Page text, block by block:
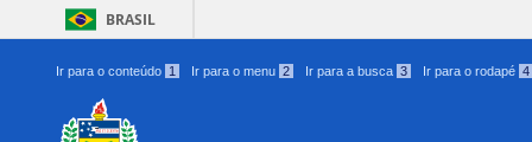
BRASIL
Ir para o conteúdo 1 Ir para o menu 2 Ir para a busca 3 Ir para o rodapé 4